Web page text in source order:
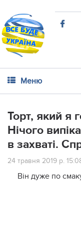
Меню
Торт, який я
Нічого
в захваті.
24 травня 2019 р.
Він дуже по